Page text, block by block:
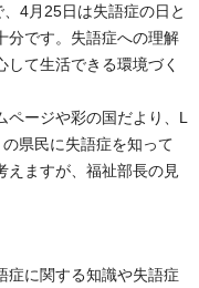
4月25日は失語症の日と
分です。失語症への理解
て生活できる環境づく
ージや彩の国だより、L
県民に失語症を知って
えますが、福祉部長の見
症に関する知識や失語症